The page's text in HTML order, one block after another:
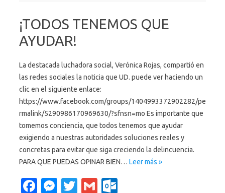
o
k
er
c
¡TODOS TENEMOS QUE
AYUDAR!
La destacada luchadora social, Verónica Rojas, compartió en
las redes sociales la noticia que UD. puede ver haciendo un
clic en el siguiente enlace:
https://www.facebook.com/groups/1404993372902282/pe
rmalink/5290986170969630/?sfnsn=mo Es importante que
tomemos conciencia, que todos tenemos que ayudar
exigiendo a nuestras autoridades soluciones reales y
concretas para evitar que siga creciendo la delincuencia.
PARA QUE PUEDAS OPINAR BIEN… Leer más »
Fa M
T
G